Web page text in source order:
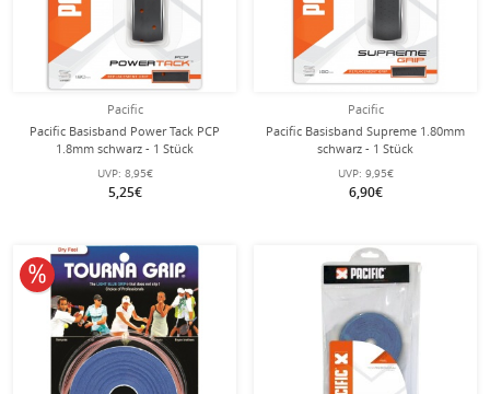
Pacific
Pacific Basisband Power Tack PCP
1.8mm schwarz - 1 Stück
UVP: 8,95€
5,25€
Pacific
Pacific Basisband Supreme 1.80mm
schwarz - 1 Stück
UVP: 9,95€
6,90€
10% reduziert